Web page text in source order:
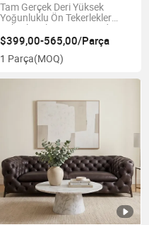
Tam Gerçek Deri Yüksek
Yoğunluklu Ön Tekerlekler
Yüksek Kalite Oturma Odası
Sigarası Tek Koltuk Sandalyesi
$399,00-565,00/Parça
1 Parça(MOQ)